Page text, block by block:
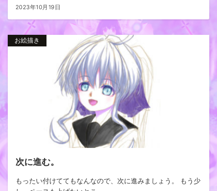
2023年10月19日
お絵描き
次に進む。
もったい付けててもなんなので、次に進みましょう。 もう少